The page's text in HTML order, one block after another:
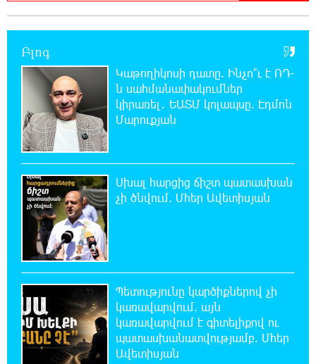
22:07:09 8-08-2026
Արտակարգ դեպք՝ Երևանում․ կոտրել են
«Հույս բոլոր մարդկանց» հիմնադրամի
շենքի պատուհաններն ու դռները
21:48:41 8-08-2026
Ալիևն ու Թրամփը հեռախոսազրույց են
ունեցել
21:29:45 8-08-2026
«Ինտեր»-ը հաղթեց «Յուվենտուս»-ին
21:10:46 8-08-2026
Քրեական վարույթի շրջանակում անձի
անձնական և ընտանեկան կյանքին առնչվող
տվյալների անհարկի հրապարակումն անթույլատրելի է.
Բլոգ
Կաթողիկոսի դատը. Ինչո՞ւ է ՌԴ-
ն սահմանափակումներ
կիրառել․ ԵԱՏՄ կոլապսը. Էդմոն
Մարուքյան
Սխալ հարցից ճիշտ պատասխան
չի ծնվում. Մհեր Ավետիսյան
Պետությունը կարծիքներով չի
կառավարվում. այն
կառավարվում է գիտելիքով ու
պատասխանատվությամբ. Մհեր
Ավետիսյան